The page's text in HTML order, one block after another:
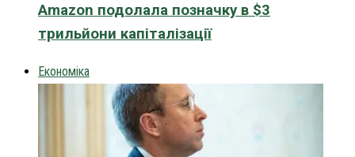
Amazon подолала позначку в $3
трильйони капіталізації
Економіка